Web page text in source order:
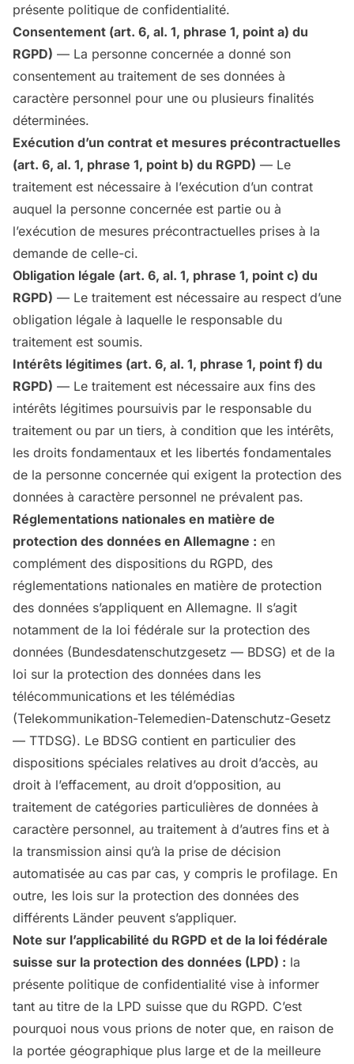
présente politique de confidentialité.
Consentement (art. 6, al. 1, phrase 1, point a) du
RGPD) — La personne concernée a donné son
consentement au traitement de ses données à
caractère personnel pour une ou plusieurs finalités
déterminées.
Exécution d’un contrat et mesures précontractuelles
(art. 6, al. 1, phrase 1, point b) du RGPD) — Le
traitement est nécessaire à l’exécution d’un contrat
auquel la personne concernée est partie ou à
l’exécution de mesures précontractuelles prises à la
demande de celle-ci.
Obligation légale (art. 6, al. 1, phrase 1, point c) du
RGPD) — Le traitement est nécessaire au respect d’une
obligation légale à laquelle le responsable du
traitement est soumis.
Intérêts légitimes (art. 6, al. 1, phrase 1, point f) du
RGPD) — Le traitement est nécessaire aux fins des
intérêts légitimes poursuivis par le responsable du
traitement ou par un tiers, à condition que les intérêts,
les droits fondamentaux et les libertés fondamentales
de la personne concernée qui exigent la protection des
données à caractère personnel ne prévalent pas.
Réglementations nationales en matière de
protection des données en Allemagne : en
complément des dispositions du RGPD, des
réglementations nationales en matière de protection
des données s’appliquent en Allemagne. Il s’agit
notamment de la loi fédérale sur la protection des
données (Bundesdatenschutzgesetz — BDSG) et de la
loi sur la protection des données dans les
télécommunications et les télémédias
(Telekommunikation-Telemedien-Datenschutz-Gesetz
— TTDSG). Le BDSG contient en particulier des
dispositions spéciales relatives au droit d’accès, au
droit à l’effacement, au droit d’opposition, au
traitement de catégories particulières de données à
caractère personnel, au traitement à d’autres fins et à
la transmission ainsi qu’à la prise de décision
automatisée au cas par cas, y compris le profilage. En
outre, les lois sur la protection des données des
différents Länder peuvent s’appliquer.
Note sur l’applicabilité du RGPD et de la loi fédérale
suisse sur la protection des données (LPD) : la
présente politique de confidentialité vise à informer
tant au titre de la LPD suisse que du RGPD. C’est
pourquoi nous vous prions de noter que, en raison de
la portée géographique plus large et de la meilleure